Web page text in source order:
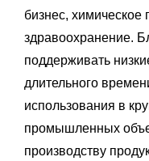
бизнес, химическое
здравоохранение.
поддерживать
длительного
использования в
промышленных
производству